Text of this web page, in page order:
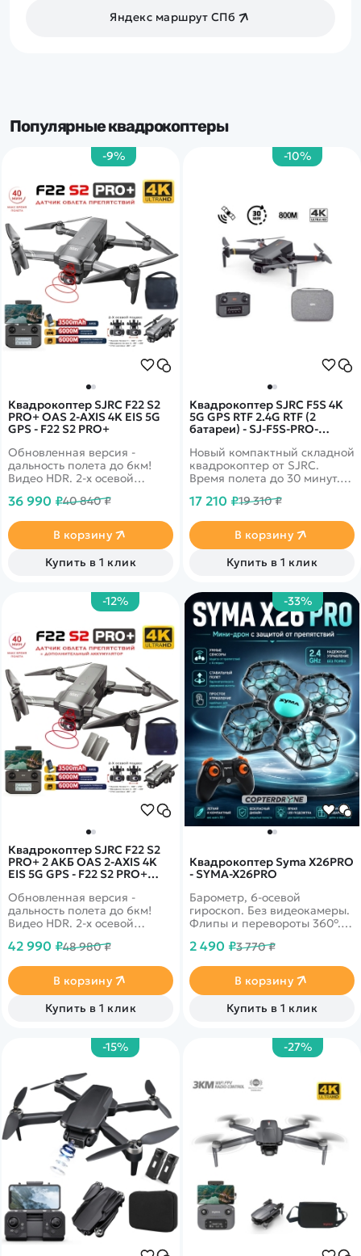
Яндекс маршрут СПб
Популярные квадрокоптеры
-10%
Квадрокоптер SJRC F5S 4K
5G GPS RTF 2.4G RTF (2
батареи) - SJ-F5S-PRO-
Новый компактный складной
квадрокоптер от SJRC.
Время полета до 30 минут.
трансляция видео до 800
вы найдете удобную сумку
для хранения и
транспортировки модели.
17 210 ₽19 310 ₽
В корзину
Купить в 1 клик
-9%
Квадрокоптер SJRC F22 S2
PRO+ OAS 2-AXIS 4K EIS 5G
GPS - F22 S2 PRO+
Обновленная версия -
дальность полета до 6км!
Видео HDR. 2-х осевой
сигналом, Ultra HD камера
полета до 40 минут.
36 990 ₽40 840 ₽
В корзину
Купить в 1 клик
-12%
Квадрокоптер SJRC F22 S2
PRO+ 2 АКБ OAS 2-AXIS 4K
EIS 5G GPS - F22 S2 PRO+
Обновленная версия -
дальность полета до 6км!
Видео HDR. 2-х осевой
сигналом, Ultra HD камера
полета до 40 минут.
42 990 ₽48 980 ₽
В корзину
Купить в 1 клик
-33%
Квадрокоптер Syma X26PRO
- SYMA-X26PRO
Барометр, 6-осевой
гироскоп. Без видеокамеры.
Флипы и перевороты 360°.
Headless Mode. Дальность 70
Защита лопастей, корпус из
прочного ABS-пластика.
2 490 ₽3 770 ₽
В корзину
Купить в 1 клик
-15% -27%